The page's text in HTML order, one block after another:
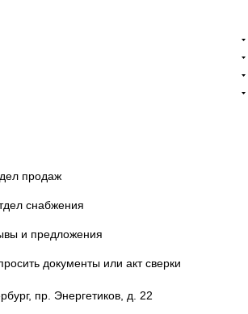
продаж
снабжения
и предложения
документы или акт сверки
пр. Энергетиков, д. 22